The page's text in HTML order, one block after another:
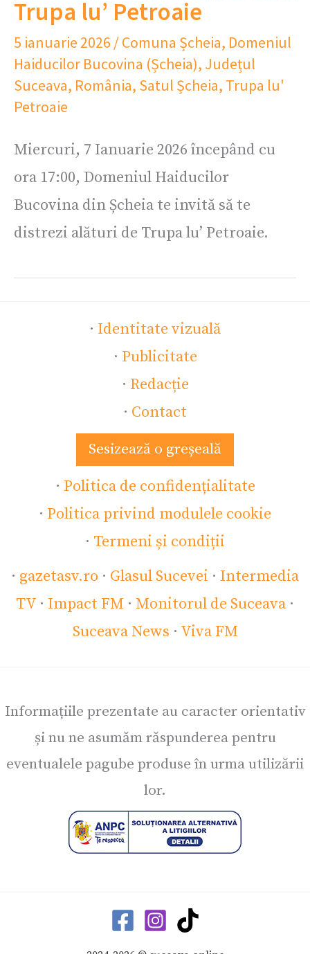
Trupa lu’ Petroaie
5 ianuarie 2026 /Comuna Șcheia, Domeniul
Haiducilor Bucovina (Șcheia), Județul
Suceava, România, Satul Șcheia, Trupa lu'
Petroaie
Miercuri, 7 Ianuarie 2026 începând cu
ora 17:00, Domeniul Haiducilor
Bucovina din Șcheia te invită să te
distrezi alături de Trupa lu’ Petroaie.
· Identitate vizuală
· Publicitate
· Redacție
· Contact
Sesizează o greșeală
· Politica de confidențialitate
· Politica privind modulele cookie
· Termeni și condiții
· gazetasv.ro · Glasul Sucevei · Intermedia
TV · Impact FM · Monitorul de Suceava ·
Suceava News · Viva FM
Informațiile prezentate au caracter orientativ
și nu ne asumăm răspunderea pentru
eventualele pagube produse în urma utilizării
lor.